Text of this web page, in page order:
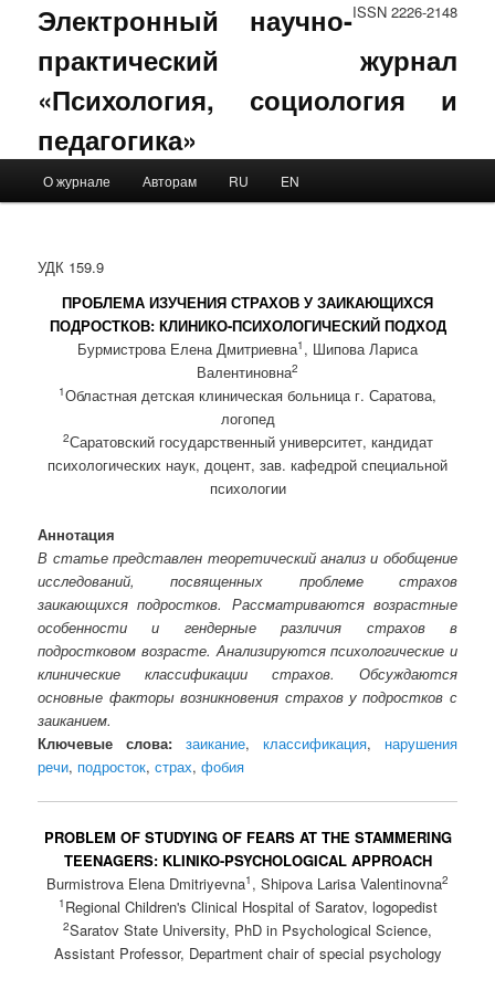
ISSN 2226-2148
Электронный научно-
практический журнал
«Психология, социология и
педагогика»
Skip to primary content
Skip to secondary content
О журнале Авторам RU EN
УДК 159.9
ПРОБЛЕМА ИЗУЧЕНИЯ СТРАХОВ У ЗАИКАЮЩИХСЯ
ПОДРОСТКОВ: КЛИНИКО-ПСИХОЛОГИЧЕСКИЙ ПОДХОД
Бурмистрова Елена Дмитриевна1 , Шипова Лариса
Валентиновна2
1Областная детская клиническая больница г. Саратова,
логопед
2Саратовский государственный университет, кандидат
психологических наук, доцент, зав. кафедрой специальной
психологии
Аннотация
В статье представлен теоретический анализ и обобщение
исследований, посвященных проблеме страхов
заикающихся подростков. Рассматриваются возрастные
особенности и гендерные различия страхов в
подростковом возрасте. Анализируются психологические и
клинические классификации страхов. Обсуждаются
основные факторы возникновения страхов у подростков с
заиканием.
Ключевые слова:
заикание, классификация, нарушения
речи, подросток,страх,фобия
PROBLEM OF STUDYING OF FEARS AT THE STAMMERING
TEENAGERS: KLINIKO-PSYCHOLOGICAL APPROACH
Burmistrova Elena Dmitriyevna1 , Shipova Larisa Valentinovna2
1 Regional Children's Clinical Hospital of Saratov, logopedist
2Saratov State University, PhD in Psychological Science,
Assistant Professor, Department chair of special psychology